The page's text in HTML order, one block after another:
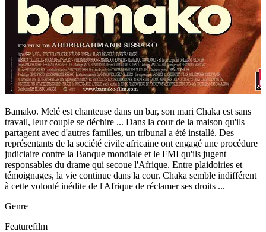
Bamako. Melé est chanteuse dans un bar, son mari Chaka est sans
travail, leur couple se déchire ... Dans la cour de la maison qu'ils
partagent avec d'autres familles, un tribunal a été installé. Des
représentants de la société civile africaine ont engagé une procédure
judiciaire contre la Banque mondiale et le FMI qu'ils jugent
responsables du drame qui secoue l'Afrique. Entre plaidoiries et
témoignages, la vie continue dans la cour. Chaka semble indifférent
à cette volonté inédite de l'Afrique de réclamer ses droits ...
Genre
Featurefilm